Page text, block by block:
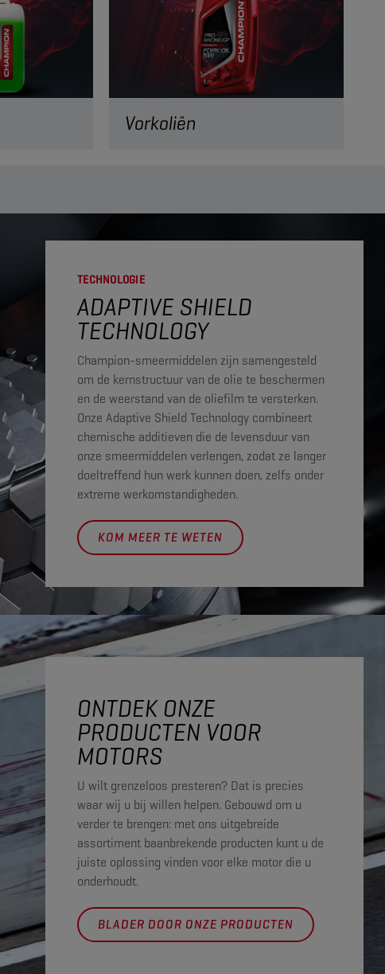
Vorkoliën
TECHNOLOGIE
ADAPTIVE SHIELD
TECHNOLOGY
Champion-smeermiddelen zijn samengesteld
om de kernstructuur van de olie te beschermen
en de weerstand van de oliefilm te versterken.
Onze Adaptive Shield Technology combineert
chemische additieven die de levensduur van
onze smeermiddelen verlengen, zodat ze langer
doeltreffend hun werk kunnen doen, zelfs onder
extreme werkomstandigheden.
KOM MEER TE WETEN
ONTDEK ONZE
PRODUCTEN VOOR
MOTORS
U wilt grenzeloos presteren? Dat is precies
waar wij u bij willen helpen. Gebouwd om u
verder te brengen: met ons uitgebreide
assortiment baanbrekende producten kunt u de
juiste oplossing vinden voor elke motor die u
onderhoudt.
BLADER DOOR ONZE PRODUCTEN